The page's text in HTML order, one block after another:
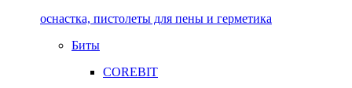
оснастка, пистолеты для пены и герметика
Биты
COREBIT